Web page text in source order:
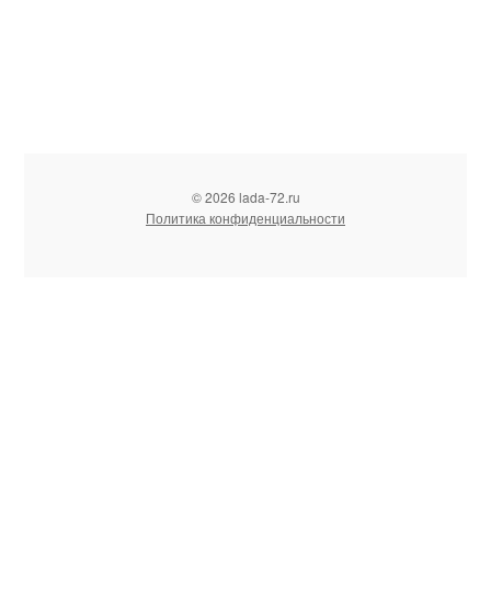
© 2026 lada-72.ru
Политика конфиденциальности